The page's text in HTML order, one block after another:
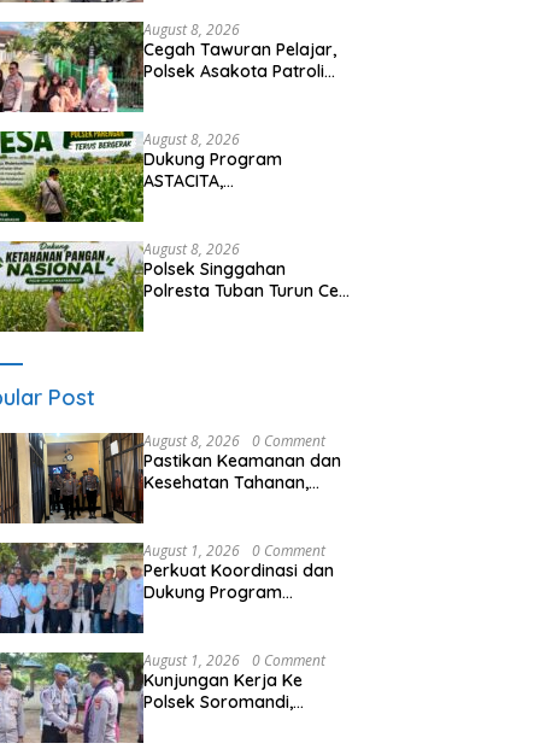
August 8, 2026
Cegah Tawuran Pelajar,
Polsek Asakota Patroli
August 8, 2026
Dukung Program
ASTACITA,
Parengan Polresta Tuban
laksanakan sambang
tanaman Jagung Di Desa
August 8, 2026
Polsek Singgahan
Polresta Tuban Turun Cek
Post
August 8, 2026 0 Comment
Pastikan Keamanan dan
Kesehatan Tahanan,
Rutan Secara Berkala
August 1, 2026 0 Comment
Perkuat Koordinasi dan
Dukung Program
Silaturahmi Bersama
Pemdes Nggembe
August 1, 2026 0 Comment
Kunjungan Kerja Ke
Polsek Soromandi,